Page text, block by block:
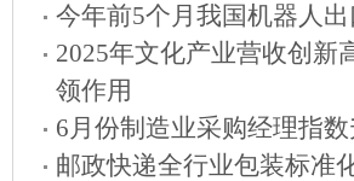
今年前5个月我国机器人
2025年文化产业营收创新
领作用
6月份制造业采购经理指数
邮政快递全行业包装标准